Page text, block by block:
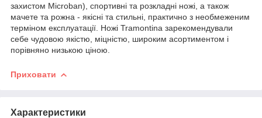
захистом Microban), спортивні та розкладні ножі, а також
мачете та рожна - якісні та стильні, практично з необмеженим
терміном експлуатації. Ножі Tramontina зарекомендували
себе чудовою якістю, міцністю, широким асортиментом і
порівняно низькою ціною.
Приховати
Характеристики